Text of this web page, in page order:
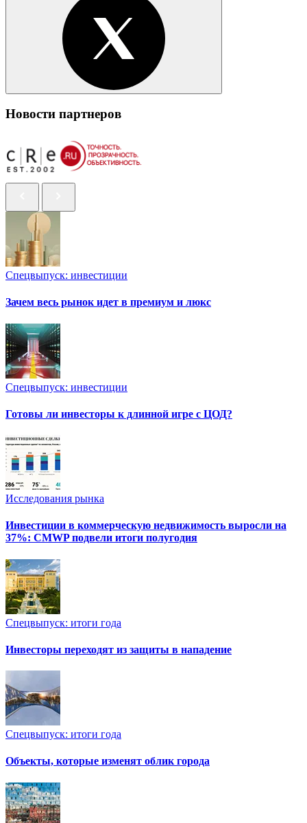
Новости партнеров
Спецвыпуск: инвестиции
Зачем весь рынок идет в премиум и люкс
Спецвыпуск: инвестиции
Готовы ли инвесторы к длинной игре с ЦОД?
Исследования рынка
Инвестиции в коммерческую недвижимость выросли на
37%: CMWP подвели итоги полугодия
Спецвыпуск: итоги года
Инвесторы переходят из защиты в нападение
Спецвыпуск: итоги года
Объекты, которые изменят облик города